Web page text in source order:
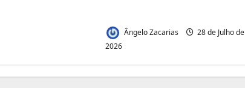
Ângelo Zacarias
28 de Julho de
2026